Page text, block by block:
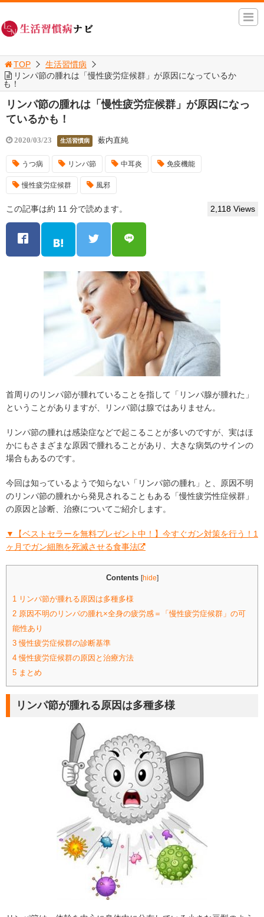
TOP
生活習慣病
リンパ節の腫れは「慢性疲労症候群」が原因になっているか
も！
リンパ節の腫れは「慢性疲労症候群」が原因になっ
ているかも！
2020/03/23 生活習慣病 薮内直純
うつ病 リンパ節 中耳炎 免疫機能
慢性疲労症候群 風邪
この記事は約 11 分で読めます。 2,118 Views
首周りのリンパ節が腫れていることを指して「リンパ腺が腫れた」
ということがありますが、リンパ節は腺ではありません。
リンパ節の腫れは感染症などで起こることが多いのですが、実はほ
かにもさまざまな原因で腫れることがあり、大きな病気のサインの
場合もあるのです。
今回は知っているようで知らない「リンパ節の腫れ」と、原因不明
のリンパ節の腫れから発見されることもある「慢性疲労性症候群」
の原因と診断、治療についてご紹介します。
▼【ベストセラーを無料プレゼント中！】今すぐガン対策を行う！1
ヶ月でガン細胞を死滅させる食事法
Contents [hide]
1 リンパ節が腫れる原因は多種多様
2 原因不明のリンパの腫れ×全身の疲労感＝「慢性疲労症候群」の可
能性あり
3 慢性疲労症候群の診断基準
4 慢性疲労症候群の原因と治療方法
5 まとめ
リンパ節が腫れる原因は多種多様